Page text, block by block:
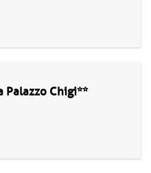
Palazzo Chigi**